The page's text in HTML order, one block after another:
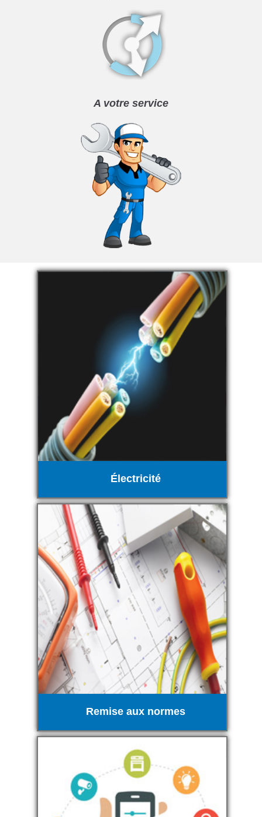
A votre service
Électricité
Remise aux normes